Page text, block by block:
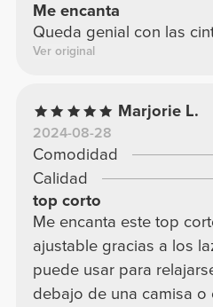
Me encanta
Queda genial con las
Ver original
Marjorie L.
2024-08-28
Comodidad
Calidad
top corto
Me encanta este top
ajustable gracias a los
puede usar para
debajo de una camisa